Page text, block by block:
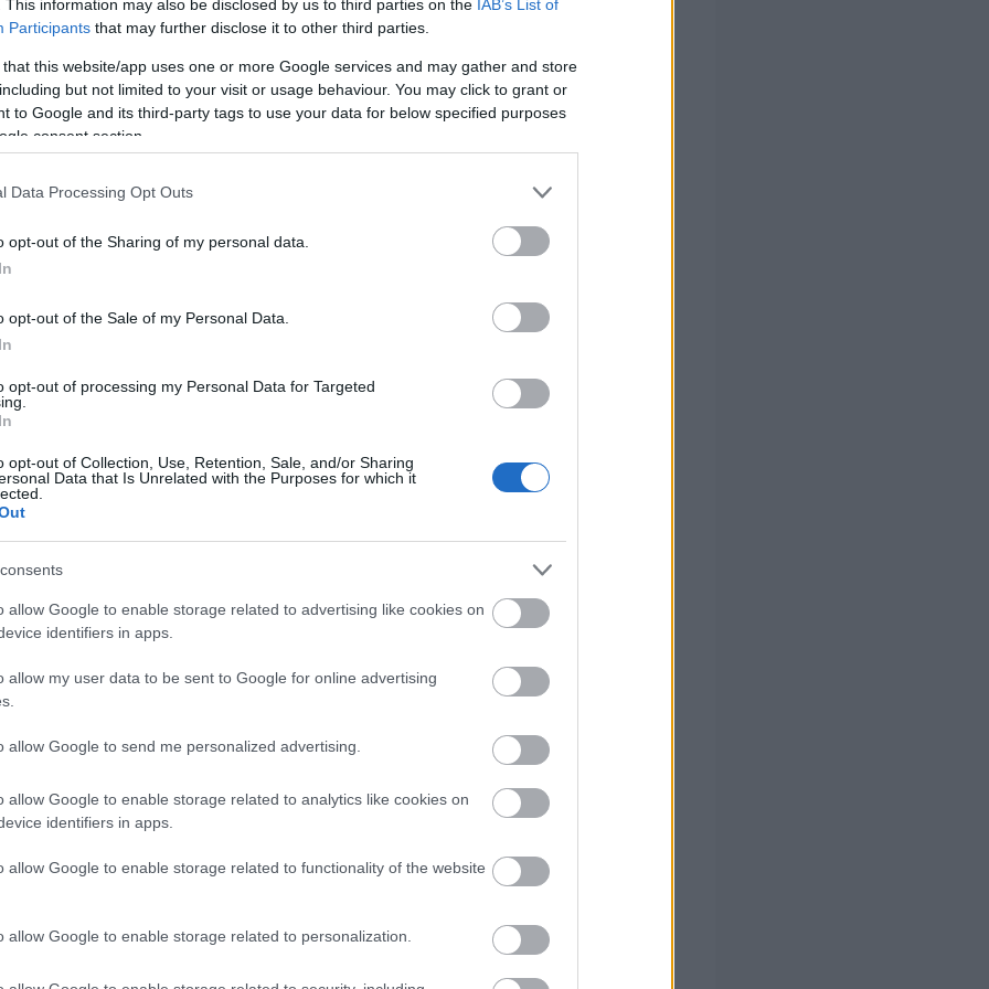
This information may also be disclosed by us to third parties on the IAB’s List of
Participants that may further disclose it to other third parties.
that this website/app uses one or more Google services and may gather and store
but not limited to your visit or usage behaviour. You may click to grant or
to Google and its third-party tags to use your data for below specified purposes
consent section.
Data Processing Opt Outs
opt-out of the Sharing of my personal data.
opt-out of the Sale of my Personal Data.
opt-out of processing my Personal Data for Targeted
opt-out of Collection, Use, Retention, Sale, and/or Sharing
Data that Is Unrelated with the Purposes for which it
allow Google to enable storage related to advertising like cookies on
identifiers in apps.
allow my user data to be sent to Google for online advertising
allow Google to send me personalized advertising.
allow Google to enable storage related to analytics like cookies on
identifiers in apps.
allow Google to enable storage related to functionality of the website
allow Google to enable storage related to personalization.
που υπάρξουν αυξήσεις μετά το 2030, συγκεκριμένες
θεωρείται ότι παραμένουν προστατευμένες.
όσοι έχουν ήδη θεμελιώσει δικαίωμα πλήρους ή μειωμένης
που συνταξιοδοτούνται λόγω αναπηρίας μέλους της
οι εργαζόμενοι σταΒαρέα και Ανθυγιεινά Επαγγέλματα
, καθώς και
κοντά στη συνταξιοδότηση και έχουν ήδη κατοχυρώσει τις
για έξοδο στα 62 έτη με 40 χρόνια ασφάλισης.
φέρνει νέες πιέσεις στο ασφαλιστικό
σταθερότητα, οι μακροπρόθεσμες προκλήσεις παραμένουν έντονες.
εξακολουθεί να αποτελεί τη μεγαλύτερη απειλή για τη
ασφαλιστικού συστήματος.
του ΟΟΣΑ, ο αριθμός των συνταξιούχων αναμένεται να αυξηθεί
δεκαετίες. Από περίπου 2,5 εκατομμύρια σήμερα, εκτιμάται ότι
σταδιακά από τα σημερινά επίπεδα σε περίπου 3,3 εκατομμύρια
επίσης σημαντική γήρανση του πληθυσμού, με τους πολίτες
διαρκώς
ως ποσοστό του ενεργού πληθυσμού, γεγονός